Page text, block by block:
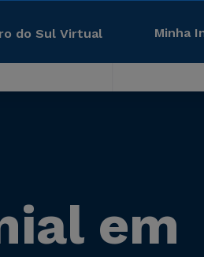
do Sul Virtual Minha
em